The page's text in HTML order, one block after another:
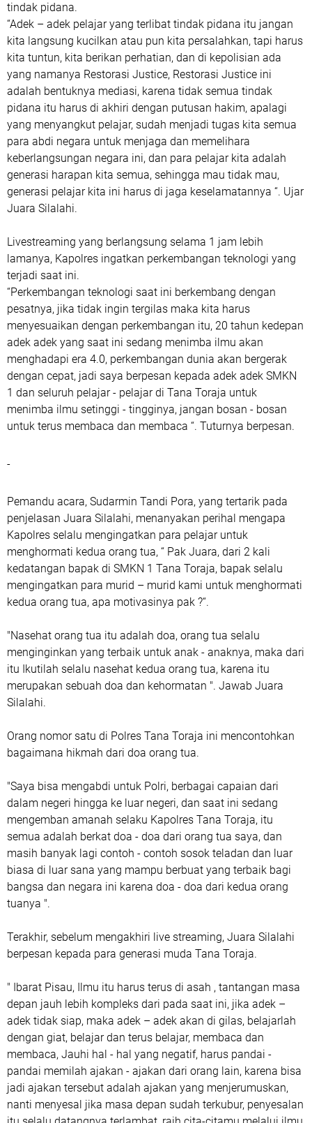
tindak pidana.
“Adek – adek pelajar yang terlibat tindak pidana itu jangan
kita langsung kucilkan atau pun kita persalahkan, tapi harus
kita tuntun, kita berikan perhatian, dan di kepolisian ada
yang namanya Restorasi Justice, Restorasi Justice ini
adalah bentuknya mediasi, karena tidak semua tindak
pidana itu harus di akhiri dengan putusan hakim, apalagi
yang menyangkut pelajar, sudah menjadi tugas kita semua
para abdi negara untuk menjaga dan memelihara
keberlangsungan negara ini, dan para pelajar kita adalah
generasi harapan kita semua, sehingga mau tidak mau,
generasi pelajar kita ini harus di jaga keselamatannya “. Ujar
Juara Silalahi.
Livestreaming yang berlangsung selama 1 jam lebih
lamanya, Kapolres ingatkan perkembangan teknologi yang
terjadi saat ini.
“Perkembangan teknologi saat ini berkembang dengan
pesatnya, jika tidak ingin tergilas maka kita harus
menyesuaikan dengan perkembangan itu, 20 tahun kedepan
adek adek yang saat ini sedang menimba ilmu akan
menghadapi era 4.0, perkembangan dunia akan bergerak
dengan cepat, jadi saya berpesan kepada adek adek SMKN
1 dan seluruh pelajar - pelajar di Tana Toraja untuk
menimba ilmu setinggi - tingginya, jangan bosan - bosan
untuk terus membaca dan membaca “. Tuturnya berpesan.
-
Pemandu acara, Sudarmin Tandi Pora, yang tertarik pada
penjelasan Juara Silalahi, menanyakan perihal mengapa
Kapolres selalu mengingatkan para pelajar untuk
menghormati kedua orang tua, “ Pak Juara, dari 2 kali
kedatangan bapak di SMKN 1 Tana Toraja, bapak selalu
mengingatkan para murid – murid kami untuk menghormati
kedua orang tua, apa motivasinya pak ?“.
"Nasehat orang tua itu adalah doa, orang tua selalu
menginginkan yang terbaik untuk anak - anaknya, maka dari
itu Ikutilah selalu nasehat kedua orang tua, karena itu
merupakan sebuah doa dan kehormatan ". Jawab Juara
Silalahi.
Orang nomor satu di Polres Tana Toraja ini mencontohkan
bagaimana hikmah dari doa orang tua.
"Saya bisa mengabdi untuk Polri, berbagai capaian dari
dalam negeri hingga ke luar negeri, dan saat ini sedang
mengemban amanah selaku Kapolres Tana Toraja, itu
semua adalah berkat doa - doa dari orang tua saya, dan
masih banyak lagi contoh - contoh sosok teladan dan luar
biasa di luar sana yang mampu berbuat yang terbaik bagi
bangsa dan negara ini karena doa - doa dari kedua orang
tuanya ".
Terakhir, sebelum mengakhiri live streaming, Juara Silalahi
berpesan kepada para generasi muda Tana Toraja.
" Ibarat Pisau, Ilmu itu harus terus di asah , tantangan masa
depan jauh lebih kompleks dari pada saat ini, jika adek –
adek tidak siap, maka adek – adek akan di gilas, belajarlah
dengan giat, belajar dan terus belajar, membaca dan
membaca, Jauhi hal - hal yang negatif, harus pandai -
pandai memilah ajakan - ajakan dari orang lain, karena bisa
jadi ajakan tersebut adalah ajakan yang menjerumuskan,
nanti menyesal jika masa depan sudah terkubur, penyesalan